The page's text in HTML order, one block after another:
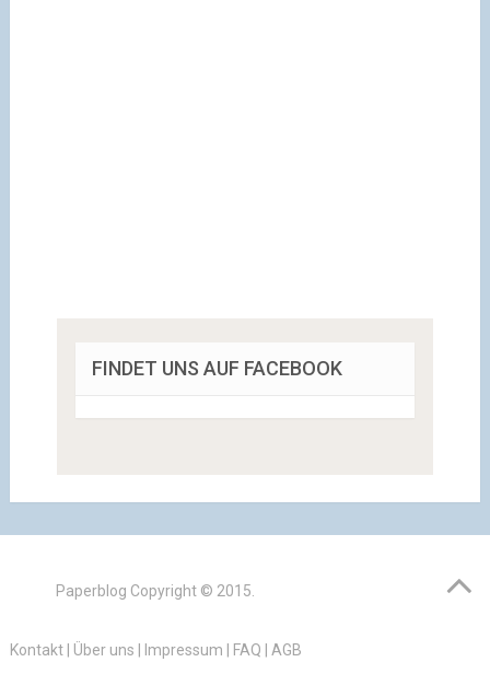
FINDET UNS AUF FACEBOOK
Paperblog Copyright © 2015.
Kontakt| Über uns Impressum FAQ AGB